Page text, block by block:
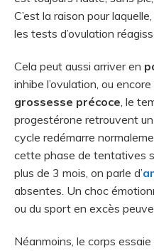
C’est la raison pour
les tests d’ovulation
Cela peut aussi arriver en
inhibe l’ovulation, ou encore
grossesse précoce, le
progestérone retrouvent
cycle redémarre
cette phase de tentatives
plus de 3 mois, on parle d’
absentes. Un choc
ou du sport en excès
Néanmoins, le corps